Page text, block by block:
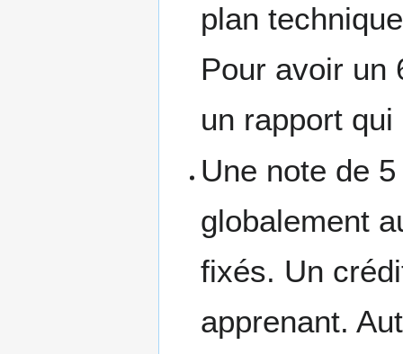
plan
Pour avoir un
un rapport
Une note de
globalement
fixés. Un
apprenant.